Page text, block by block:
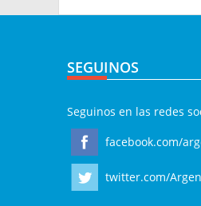
SEGUINOS
Seguinos en las redes
facebook.com/
twitter.com/